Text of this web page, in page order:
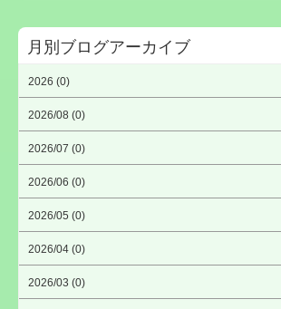
月別ブログアーカイブ
2026 (0)
2026/08 (0)
2026/07 (0)
2026/06 (0)
2026/05 (0)
2026/04 (0)
2026/03 (0)